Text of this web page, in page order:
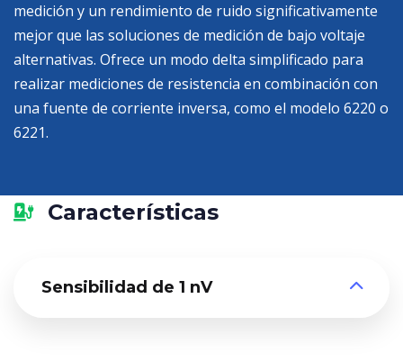
medición y un rendimiento de ruido significativamente
mejor que las soluciones de medición de bajo voltaje
alternativas. Ofrece un modo delta simplificado para
realizar mediciones de resistencia en combinación con
una fuente de corriente inversa, como el modelo 6220 o
6221.
Características
Sensibilidad de 1 nV